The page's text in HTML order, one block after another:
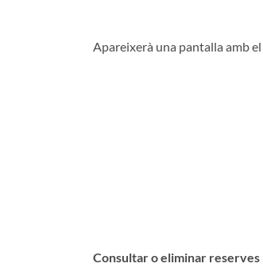
Apareixerà una pantalla amb
Consultar o eliminar reserves